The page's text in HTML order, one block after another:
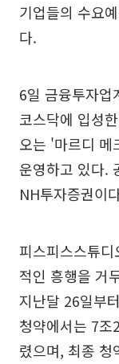
기업들의 수요
다.
6일 금융투자업
코스닥에 입성
오는 '마르디
운영하고 있다.
NH투자증권이
피스피스스튜
적인 흥행을 거
지난달 26일부
청약에서는 7조
렸으며, 최종